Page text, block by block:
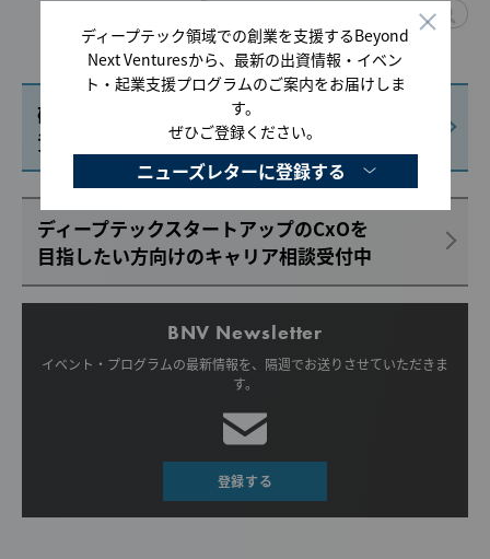
For Scientists & Startups
研究成果の事業化・起業、
資金調達に関するご相談はこちら
For Business Leaders
ディープテックスタートアップのCxOを
目指したい方向けのキャリア相談受付中
BNV Newsletter
イベント・プログラムの最新情報を、 隔週でお送りさせていただきま
す。
登録する
ディープテック領域での創業を支援するBeyond
Next Venturesから、最新の出資情報・イベン
ト・起業支援プログラムのご案内をお届けしま
す。
ぜひご登録ください。
ニューズレターに登録する